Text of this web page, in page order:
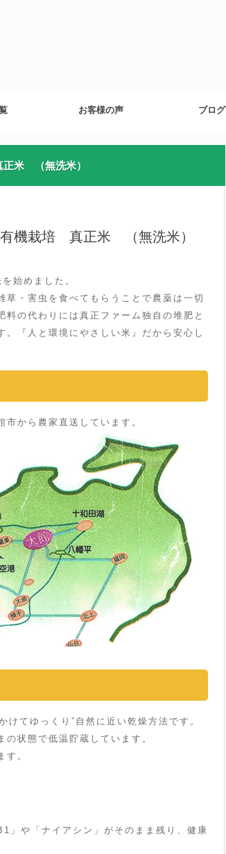
お客様の声 ブログ
米 （無洗米）
有機栽培 真正米 （無洗米）
始めました。
草・害虫を食べてもらうことで農薬は一切
料の代わりには真正ファーム独自の堆肥と
。『人と環境にやさしい米』だから安心し
から農家直送しています。
けてゆっくり”自然に近い乾燥方法です。
の状態で低温貯蔵しています。
す。
」や「ナイアシン」がそのまま残り、健康